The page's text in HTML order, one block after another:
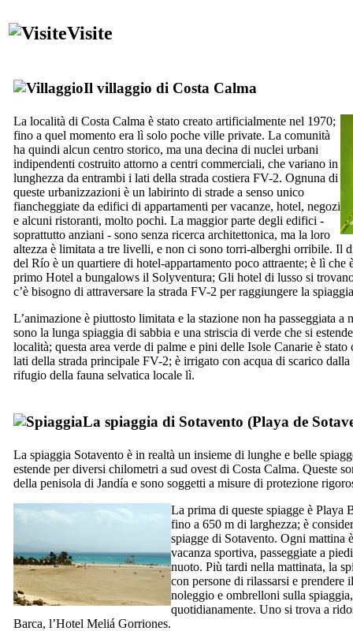
Visite
Il villaggio di Costa Calma
La località di Costa Calma è stato creato artificialmente nel 1970;
fino a quel momento era lì solo poche ville private. La comunità
ha quindi alcun centro storico, ma una decina di nuclei urbani
indipendenti costruito attorno a centri commerciali, che variano in
lunghezza da entrambi i lati della strada costiera FV-2. Ognuna di
queste urbanizzazioni è un labirinto di strade a senso unico
fiancheggiate da edifici di appartamenti per vacanze, hotel, negozi
e alcuni ristoranti, molto pochi. La maggior parte degli edifici -
soprattutto anziani - sono senza ricerca architettonica, ma la loro
altezza è limitata a tre livelli, e non ci sono torri-alberghi orribile. Il
del Río è un quartiere di hotel-appartamento poco attraente; è lì ​​che
primo Hotel a bungalows il Solyventura; Gli hotel di lusso si
c’è bisogno di attraversare la strada FV-2 per raggiungere la
L’animazione è piuttosto limitata e la stazione non ha passeggiata
sono la lunga spiaggia di sabbia e una striscia di verde che si
località; questa area verde di palme e pini delle Isole Canarie è
lati della strada principale FV-2; è irrigato con acqua di scarico
rifugio della fauna selvatica locale lì.
La spiaggia di Sotavento (Playa de
La spiaggia Sotavento è in realtà un insieme di lunghe e belle
estende per diversi chilometri a sud ovest di Costa Calma. Queste
della penisola di Jandía e sono soggetti a misure di protezione
La prima di queste spiagge è Playa
fino a 650 m di larghezza; è
spiagge di Sotavento. Ogni mattina
vacanza sportiva, passeggiate a
nuoto. Più tardi nella mattinata, la
con persone di rilassarsi e prendere
noleggio e ombrelloni sulla
quotidianamente. Uno si trova a
Barca, l’Hotel Meliá Gorriones.